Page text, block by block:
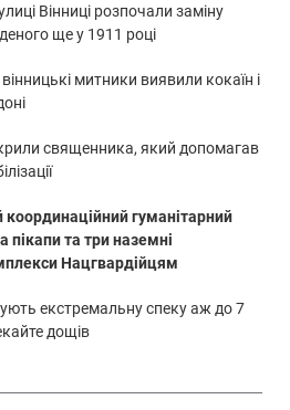
Вінниці розпочали заміну
ще у 1911 році
митники виявили кокаїн і
священника, який допомагав
координаційний гуманітарний
та три наземні
Нацгвардійцям
екстремальну спеку аж до 7
дощів